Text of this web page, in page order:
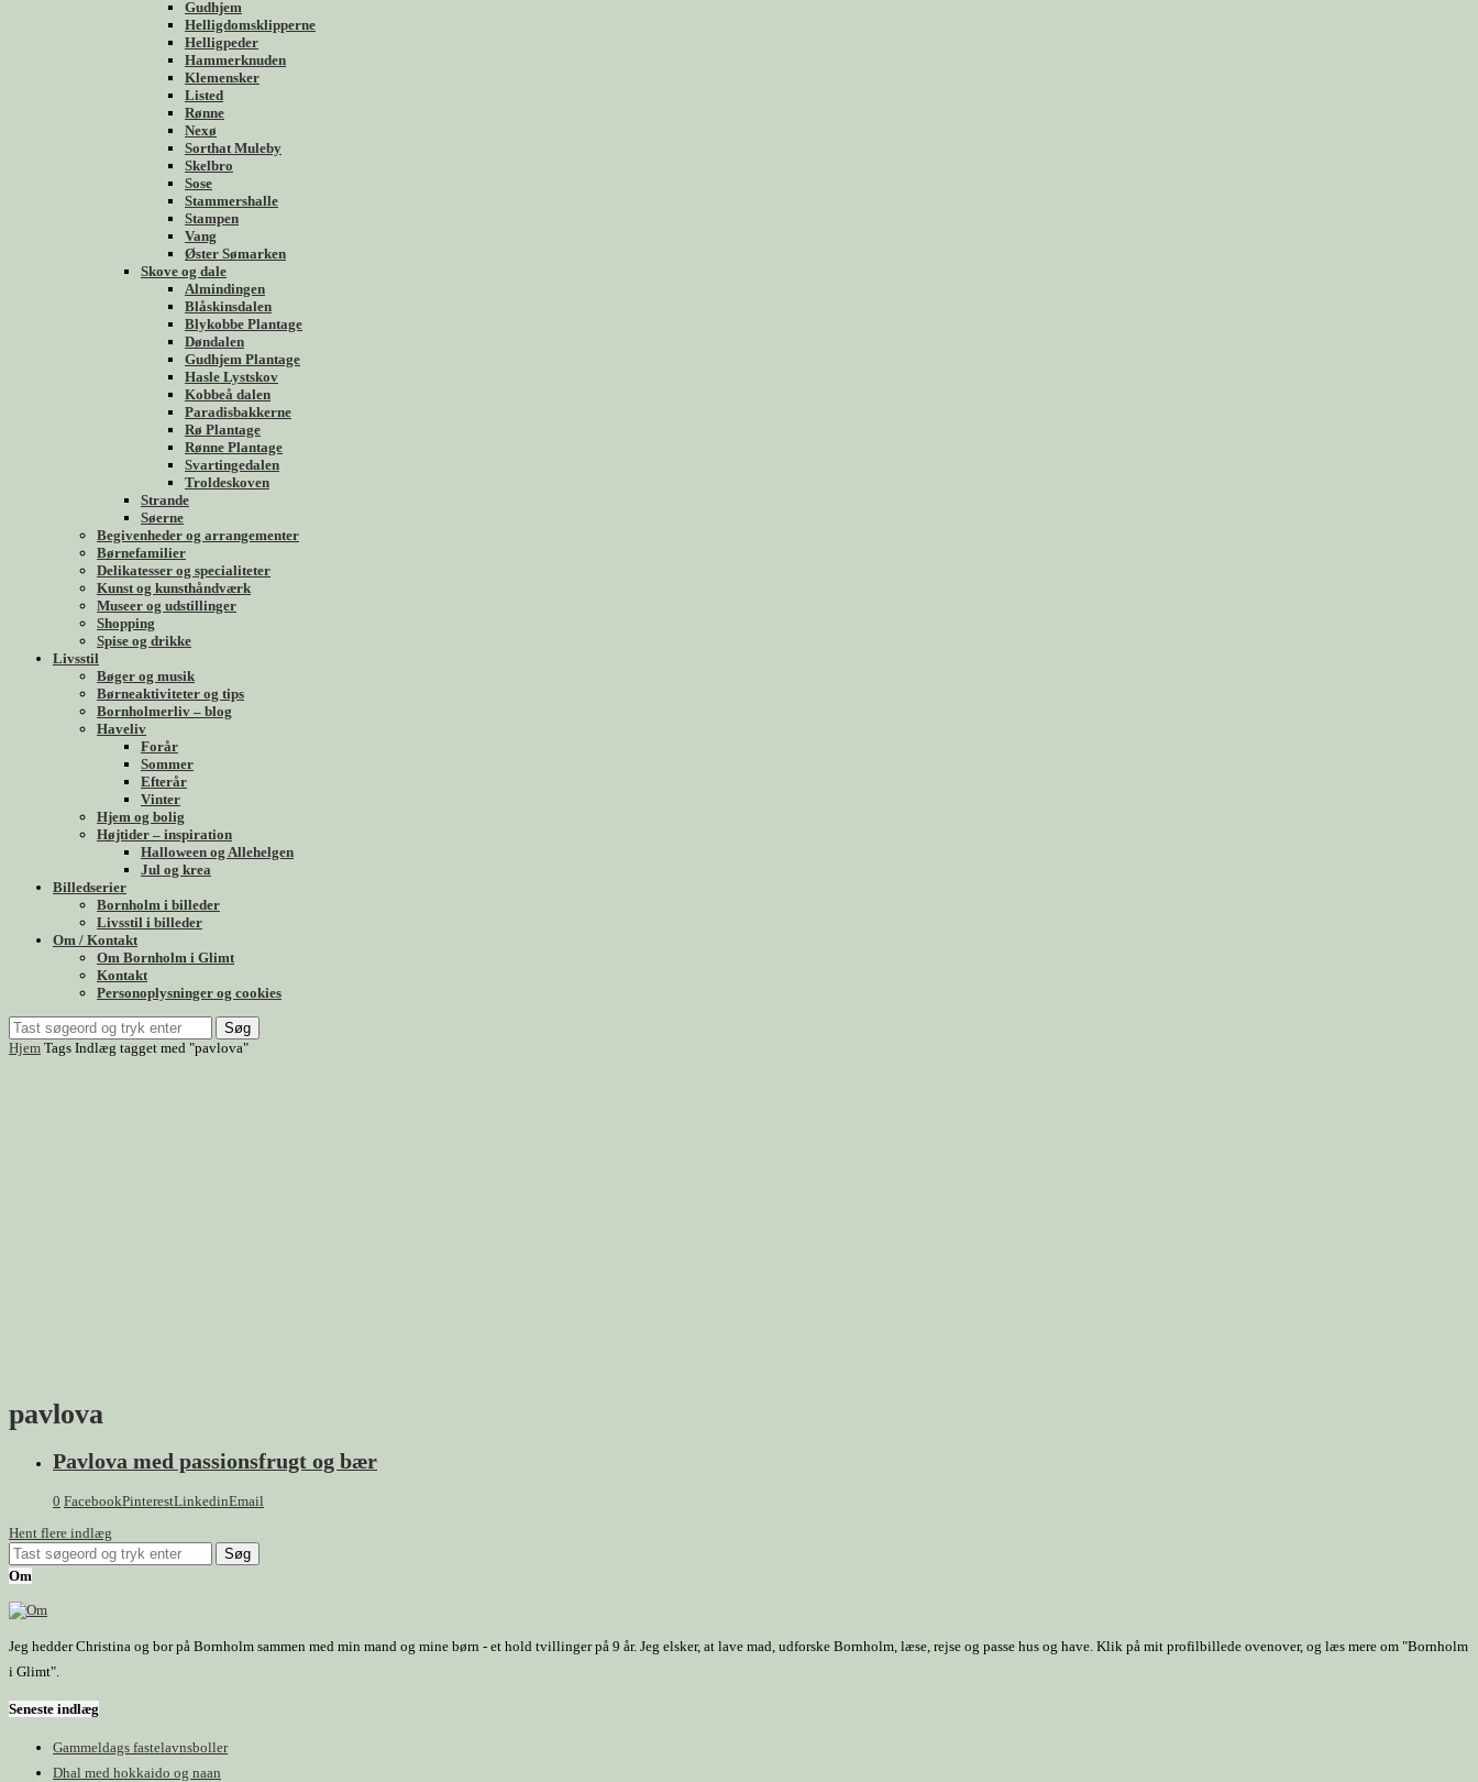
Gudhjem
Helligdomsklipperne
Helligpeder
Hammerknuden
Klemensker
Listed
Rønne
Nexø
Sorthat Muleby
Skelbro
Sose
Stammershalle
Stampen
Vang
Øster Sømarken
Skove og dale
Almindingen
Blåskinsdalen
Blykobbe Plantage
Døndalen
Gudhjem Plantage
Hasle Lystskov
Kobbeå dalen
Paradisbakkerne
Rø Plantage
Rønne Plantage
Svartingedalen
Troldeskoven
Strande
Søerne
Begivenheder og arrangementer
Børnefamilier
Delikatesser og specialiteter
Kunst og kunsthåndværk
Museer og udstillinger
Shopping
Spise og drikke
Livsstil
Bøger og musik
Børneaktiviteter og tips
Bornholmerliv – blog
Haveliv
Forår
Sommer
Efterår
Vinter
Hjem og bolig
Højtider – inspiration
Halloween og Allehelgen
Jul og krea
Billedserier
Bornholm i billeder
Livsstil i billeder
Om / Kontakt
Om Bornholm i Glimt
Kontakt
Personoplysninger og cookies
Søg
Hjem Tags Indlæg tagget med "pavlova"
pavlova
Pavlova med passionsfrugt og bær
0 FacebookPinterestLinkedinEmail
Hent flere indlæg
Om
Jeg hedder Christina og bor på Bornholm sammen med min mand og mine børn - et hold tvillinger på 9 år. Jeg elsker, at lave mad, udforske Bornholm, læse, rejse og passe hus og have. Klik på mit profilbillede ovenover, og læs mere om "Bornholm
i Glimt".
Seneste indlæg
Gammeldags fastelavnsboller
Dhal med hokkaido og naan